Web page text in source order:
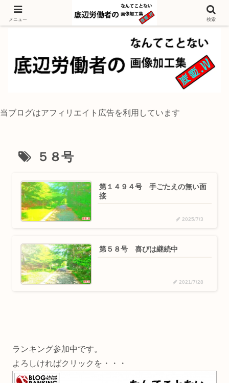
独身底辺おじさんが風景写真をイラスト風に加工するブログ
当ブログはアフィリエイト広告を利用しています
５８号
第１４９４号 手ごたえの無い面
接
2025/7/3
第５８号 喜びは継続中
2021/7/28
ランキング参加中です。
よろしければクリックを・・・
メニュー 検索